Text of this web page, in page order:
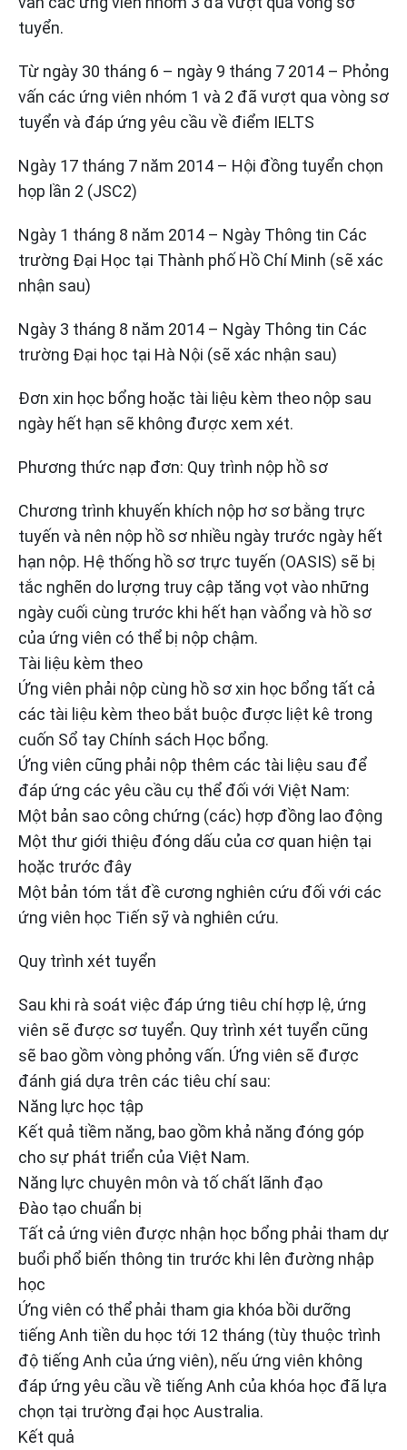
tuyển.
Từ ngày 30 tháng 6 – ngày 9 tháng 7 2014 – Phỏng
vấn các ứng viên nhóm 1 và 2 đã vượt qua vòng sơ
tuyển và đáp ứng yêu cầu về điểm IELTS
Ngày 17 tháng 7 năm 2014 – Hội đồng tuyển chọn
họp lần 2 (JSC2)
Ngày 1 tháng 8 năm 2014 – Ngày Thông tin Các
trường Đại Học tại Thành phố Hồ Chí Minh (sẽ xác
nhận sau)
Ngày 3 tháng 8 năm 2014 – Ngày Thông tin Các
trường Đại học tại Hà Nội (sẽ xác nhận sau)
Đơn xin học bổng hoặc tài liệu kèm theo nộp sau
ngày hết hạn sẽ không được xem xét.
Phương thức nạp đơn: Quy trình nộp hồ sơ­
Chương trình khuyến khích nộp hơ sơ bằng trực
tuyến và nên nộp hồ sơ nhiều ngày trước ngày hết
hạn nộp. Hệ thống hồ sơ trực tuyến (OASIS) sẽ bị
tắc nghẽn do lượng truy cập tăng vọt vào những
ngày cuối cùng trước khi hết hạn vàổng và hồ sơ
của ứng viên có thể bị nộp chậm.
Tài liệu kèm theo
Ứng viên phải nộp cùng hồ sơ xin học bổng tất cả
các tài liệu kèm theo bắt buộc được liệt kê trong
cuốn Sổ tay Chính sách Học bổng.
Ứng viên cũng phải nộp thêm các tài liệu sau để
đáp ứng các yêu cầu cụ thể đối với Việt Nam:
Một bản sao công chứng (các) hợp đồng lao động
Một thư giới thiệu đóng dấu của cơ quan hiện tại
hoặc trước đây
Một bản tóm tắt đề cương nghiên cứu đối với các
ứng viên học Tiến sỹ và nghiên cứu.
Quy trình xét tuyển
Sau khi rà soát việc đáp ứng tiêu chí hợp lệ, ứng
viên sẽ được sơ tuyển. Quy trình xét tuyển cũng
sẽ bao gồm vòng phỏng vấn. Ứng viên sẽ được
đánh giá dựa trên các tiêu chí sau:
Năng lực học tập
Kết quả tiềm năng, bao gồm khả năng đóng góp
cho sự phát triển của Việt Nam.
Năng lực chuyên môn và tố chất lãnh đạo
Đào tạo chuẩn bị
Tất cả ứng viên được nhận học bổng phải tham dự
buổi phổ biến thông tin trước khi lên đường nhập
học
Ứng viên có thể phải tham gia khóa bồi dưỡng
tiếng Anh tiền du học tới 12 tháng (tùy thuộc trình
độ tiếng Anh của ứng viên), nếu ứng viên không
đáp ứng yêu cầu về tiếng Anh của khóa học đã lựa
chọn tại trường đại học Australia.
Kết quả